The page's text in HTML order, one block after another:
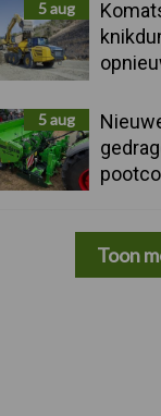
5 aug
5 aug
Toon